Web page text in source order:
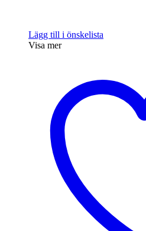
Lägg till i önskelista
Visa mer